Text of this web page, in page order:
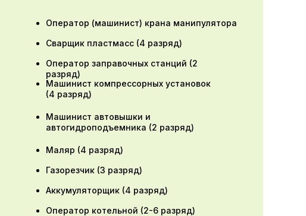
Оператор (машинист) крана манипулятора
Сварщик пластмасс (4 разряд)
Оператор заправочных станций (2
разряд)
Машинист компрессорных установок
(4 разряд)
Машинист автовышки и
автогидроподъемника (2 разряд)
Маляр (4 разряд)
Газорезчик (3 разряд)
Аккумуляторщик (4 разряд)
Оператор котельной (2-6 разряд)